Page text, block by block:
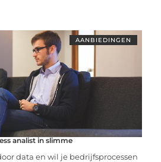
AANBIEDINGEN
analist in slimme
data en wil je bedrijfsprocessen